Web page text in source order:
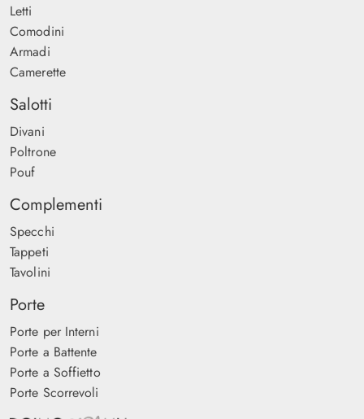
Letti
Comodini
Armadi
Camerette
Salotti
Divani
Poltrone
Pouf
Complementi
Specchi
Tappeti
Tavolini
Porte
Porte per Interni
Porte a Battente
Porte a Soffietto
Porte Scorrevoli